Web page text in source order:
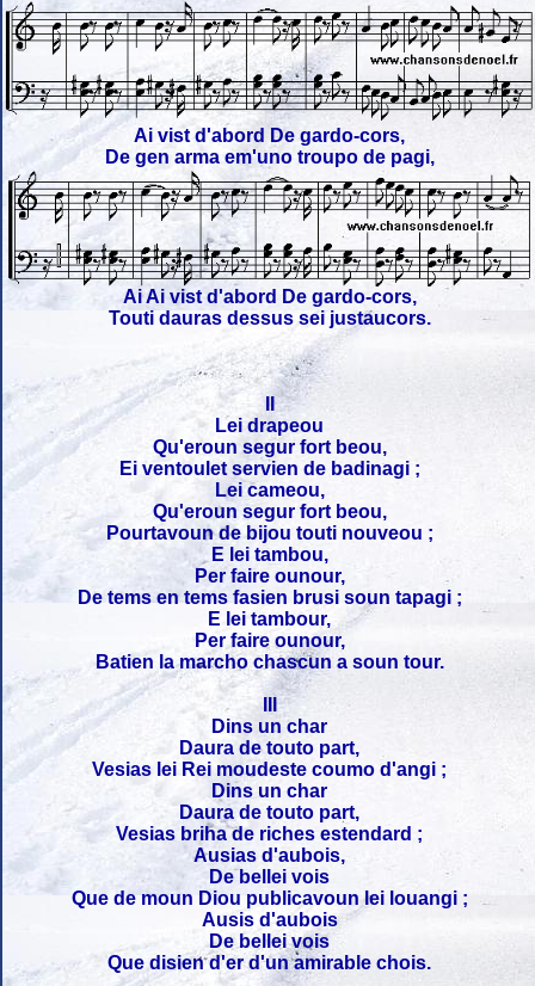
Ai vist d'abord De gardo-cors,
De gen arma em'uno troupo de pagi,
Ai Ai vist d'abord De gardo-cors,
Touti dauras dessus sei justaucors.
II
Lei drapeou
Qu'eroun segur fort beou,
Ei ventoulet servien de badinagi ;
Lei cameou,
Qu'eroun segur fort beou,
Pourtavoun de bijou touti nouveou ;
E lei tambou,
Per faire ounour,
De tems en tems fasien brusi soun tapagi ;
E lei tambour,
Per faire ounour,
Batien la marcho chascun a soun tour.
Dins un char
Daura de touto part,
Vesias lei Rei moudeste coumo d'angi ;
Dins un char
Daura de touto part,
Vesias briha de riches estendard ;
Ausias d'aubois,
De bellei vois
Que de moun Diou publicavoun lei louangi ;
Ausis d'aubois
De bellei vois
Que disien d'er d'un amirable chois.